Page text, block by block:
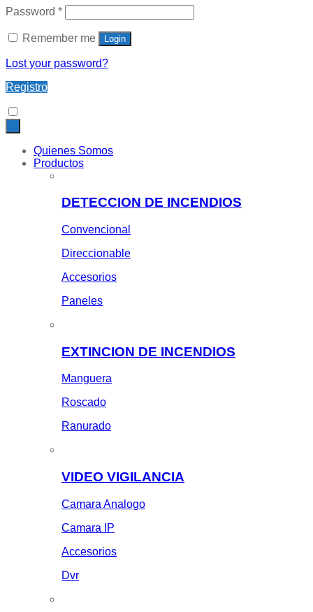
Password *
Remember me Login
Lost your password?
Registro
Quienes Somos
Productos
DETECCION DE INCENDIOS
Convencional
Direccionable
Accesorios
Paneles
EXTINCION DE INCENDIOS
Manguera
Roscado
Ranurado
VIDEO VIGILANCIA
Camara Analogo
Camara IP
Accesorios
Dvr